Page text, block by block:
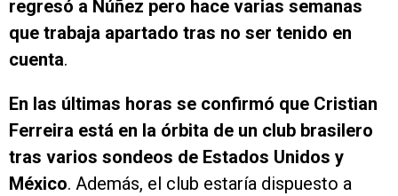
regresó a Núñez pero hace varias semanas
que trabaja apartado tras no ser tenido en
cuenta.
En las últimas horas se confirmó que Cristian
Ferreira está en la órbita de un club brasilero
tras varios sondeos de Estados Unidos y
México. Además, el club estaría dispuesto a